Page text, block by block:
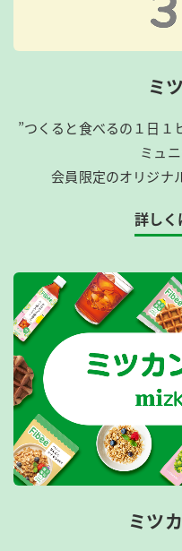
ミ
”つくると食べるの１日１
ミュ
会員限定のオリジナ
詳しく
ミツ